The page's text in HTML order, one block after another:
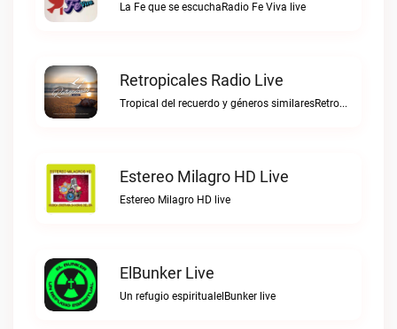
La Fe que se escuchaRadio Fe Viva live
Retropicales Radio Live
Tropical del recuerdo y géneros similaresRetropicales Radio live
Estereo Milagro HD Live
Estereo Milagro HD live
ElBunker Live
Un refugio espiritualelBunker live